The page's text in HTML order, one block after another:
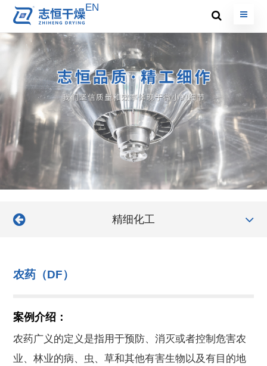
EN
精细化工
农药（DF）
案例介绍：
农药广义的定义是指用于预防、消灭或者控制危害农
业、林业的病、虫、草和其他有害生物以及有目的地